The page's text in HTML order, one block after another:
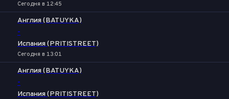
Сегодня в 12:45
Англия (BATUYKA)
-
Испания (PRITISTREET)
Сегодня в 13:01
Англия (BATUYKA)
-
Испания (PRITISTREET)